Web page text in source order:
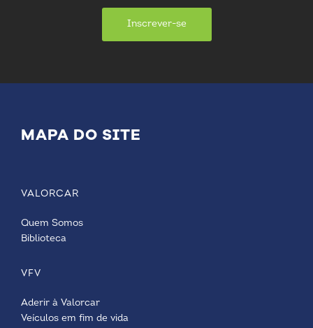
Inscrever-se
MAPA DO SITE
VALORCAR
Quem Somos
Biblioteca
VFV
Aderir à Valorcar
Veículos em fim de vida